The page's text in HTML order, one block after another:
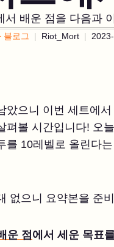
서 배운 점을 다음과
블로그 Riot_Mort
았으니 이번 세트에
펴볼 시간입니다! 오
를 10레벨로 올린다
없으니 요약본을 준
운 점 에서 세운 목표